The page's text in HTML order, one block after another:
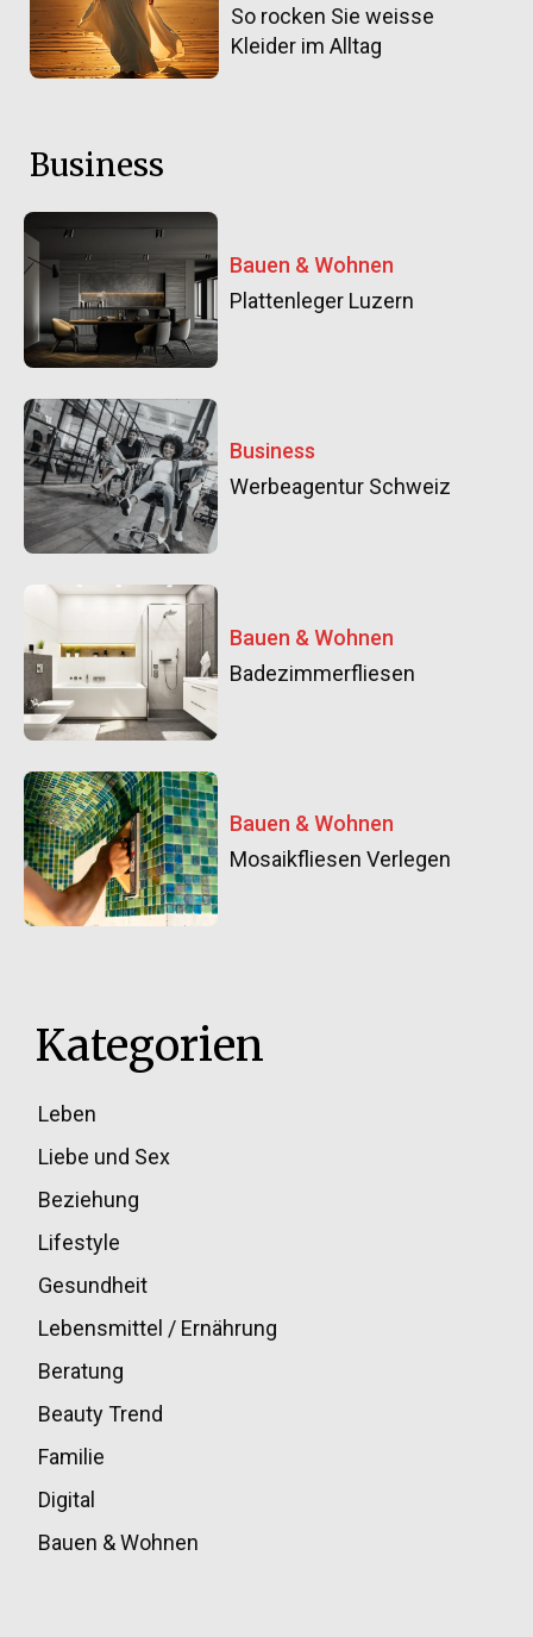
So rocken Sie weisse
Kleider im Alltag
Business
Bauen & Wohnen
Plattenleger Luzern
Business
Werbeagentur Schweiz
Bauen & Wohnen
Badezimmerfliesen
Bauen & Wohnen
Mosaikfliesen Verlegen
Kategorien
Leben
Liebe und Sex
Beziehung
Lifestyle
Gesundheit
Lebensmittel / Ernährung
Beratung
Beauty Trend
Familie
Digital
Bauen & Wohnen